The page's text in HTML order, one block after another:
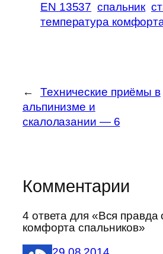
EN 13537 спальник
температура
←
Технические приёмы в
альпинизме и
скалолазании — 6
Комментарии
4 ответа для «Вся правда
комфорта спальников»